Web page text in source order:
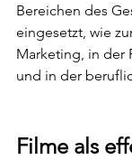
Bereichen des
eingesetzt, wie
Marketing, in der
und in der
Filme als